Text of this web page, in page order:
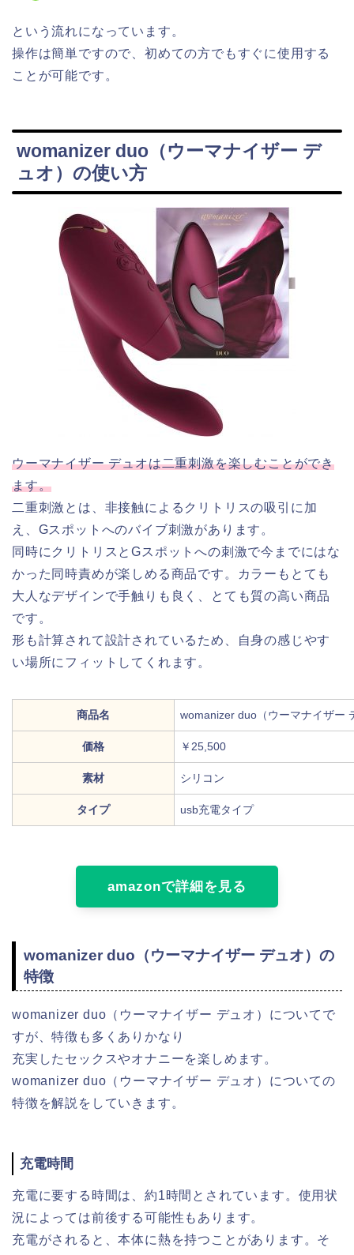
という流れになっています。
操作は簡単ですので、初めての方でもすぐに使用する
ことが可能です。
womanizer duo（ウーマナイザー デ
ュオ）の使い方
ウーマナイザー デュオは二重刺激を楽しむことができ
ます。
二重刺激とは、非接触によるクリトリスの吸引に加
え、Gスポットへのバイブ刺激があります。
同時にクリトリスとGスポットへの刺激で今までにはな
かった同時責めが楽しめる商品です。カラーもとても
大人なデザインで手触りも良く、とても質の高い商品
です。
形も計算されて設計されているため、自身の感じやす
い場所にフィットしてくれます。
商品名 womanizer duo（ウーマナイザー
価格 ￥25,500
素材 シリコン
タイプ usb充電タイプ
amazonで詳細を見る
womanizer duo（ウーマナイザー デュオ）の
特徴
womanizer duo（ウーマナイザー デュオ）についてで
すが、特徴も多くありかなり
充実したセックスやオナニーを楽しめます。
womanizer duo（ウーマナイザー デュオ）についての
特徴を解説をしていきます。
充電時間
充電に要する時間は、約1時間とされています。使用状
況によっては前後する可能性もあります。
充電がされると、本体に熱を持つことがあります。そ